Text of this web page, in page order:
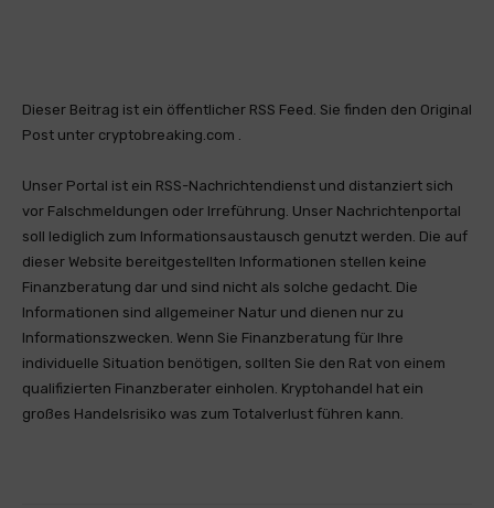
Dieser Beitrag ist ein öffentlicher RSS Feed. Sie finden den Original
Post unter cryptobreaking.com .
Unser Portal ist ein RSS-Nachrichtendienst und distanziert sich
vor Falschmeldungen oder Irreführung. Unser Nachrichtenportal
soll lediglich zum Informationsaustausch genutzt werden. Die auf
dieser Website bereitgestellten Informationen stellen keine
Finanzberatung dar und sind nicht als solche gedacht. Die
Informationen sind allgemeiner Natur und dienen nur zu
Informationszwecken. Wenn Sie Finanzberatung für Ihre
individuelle Situation benötigen, sollten Sie den Rat von einem
qualifizierten Finanzberater einholen. Kryptohandel hat ein
großes Handelsrisiko was zum Totalverlust führen kann.